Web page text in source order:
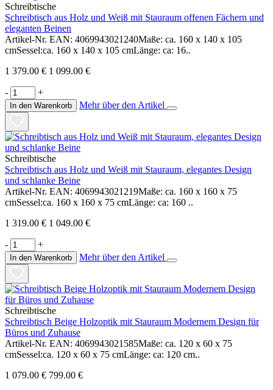
Schreibtische
Schreibtisch aus Holz und Weiß mit Stauraum offenen Fächern und
eleganten Beinen
Artikel-Nr. EAN: 4069943021240Maße: ca. 160 x 140 x 105
cmSessel:ca. 160 x 140 x 105 cmLänge: ca: 16..
1 379.00 € 1 099.00 €
- +
In den Warenkorb Mehr über den Artikel
Schreibtische
Schreibtisch aus Holz und Weiß mit Stauraum, elegantes Design
und schlanke Beine
Artikel-Nr. EAN: 4069943021219Maße: ca. 160 x 160 x 75
cmSessel:ca. 160 x 160 x 75 cmLänge: ca: 160 ..
1 319.00 € 1 049.00 €
- +
In den Warenkorb Mehr über den Artikel
Schreibtische
Schreibtisch Beige Holzoptik mit Stauraum Modernem Design für
Büros und Zuhause
Artikel-Nr. EAN: 4069943021585Maße: ca. 120 x 60 x 75
cmSessel:ca. 120 x 60 x 75 cmLänge: ca: 120 cm..
1 079.00 € 799.00 €